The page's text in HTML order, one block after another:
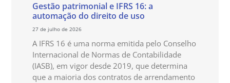
Gestão patrimonial e IFRS 16: a
automação do direito de uso
27 de julho de 2026
A IFRS 16 é uma norma emitida pelo Conselho
Internacional de Normas de Contabilidade
(IASB), em vigor desde 2019, que determina
que a maioria dos contratos de arrendamento